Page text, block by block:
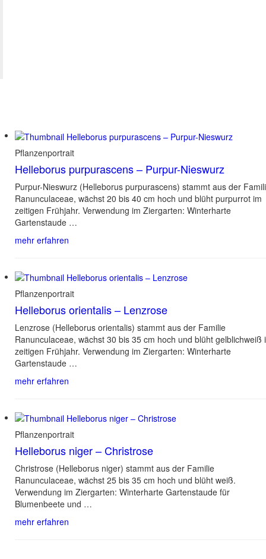
Pflanzenportrait
Helleborus purpurascens – Purpur-Nieswurz
Purpur-Nieswurz (Helleborus purpurascens) stammt aus der
Ranunculaceae, wächst 20 bis 40 cm hoch und blüht purpurrot im
zeitigen Frühjahr. Verwendung im Ziergarten: Winterharte
Gartenstaude …
mehr erfahren
Pflanzenportrait
Helleborus orientalis – Lenzrose
Lenzrose (Helleborus orientalis) stammt aus der Familie
Ranunculaceae, wächst 30 bis 35 cm hoch und blüht gelblichweiß
zeitigen Frühjahr. Verwendung im Ziergarten: Winterharte
Gartenstaude …
mehr erfahren
Pflanzenportrait
Helleborus niger – Christrose
Christrose (Helleborus niger) stammt aus der Familie
Ranunculaceae, wächst 25 bis 35 cm hoch und blüht weiß.
Verwendung im Ziergarten: Winterharte Gartenstaude für
Blumenbeete und …
mehr erfahren